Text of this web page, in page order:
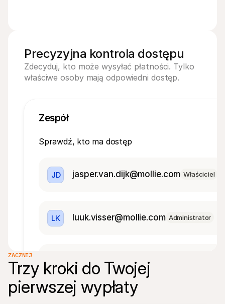
Precyzyjna kontrola dostępu
Zdecyduj, kto może wysyłać płatności. Tylko
właściwe osoby mają odpowiedni dostęp.
Zespół
Sprawdź, kto ma dostęp
LK luuk.visser@mollie.com Administrator
koen.mulder@mollie.com
JD jasper.van.dijk@mollie.com Właściciel
ZACZNIJ
Trzy kroki do Twojej
pierwszej wypłaty